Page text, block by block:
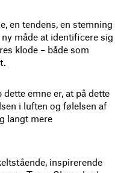
en tendens, en stemning
måde at identificere sig
klode – både som
emne er, at på dette
i luften og følelsen af
langt mere
inspirerende